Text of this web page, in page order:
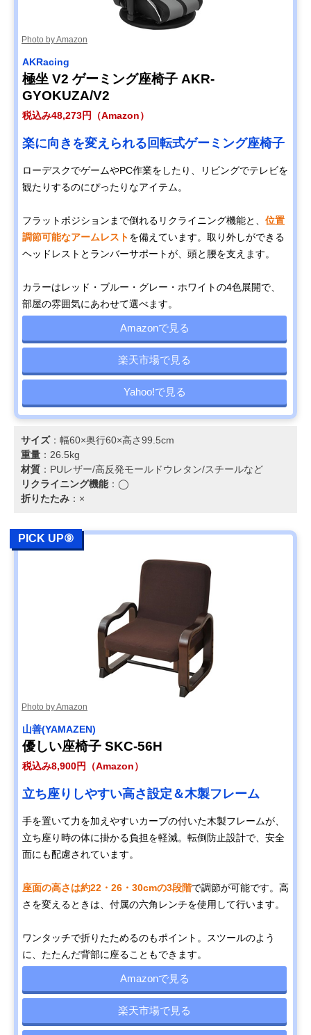
Photo by Amazon
AKRacing
極坐 V2 ゲーミング座椅子 AKR-
GYOKUZA/V2
税込み48,273円（Amazon）
楽に向きを変えられる回転式ゲーミング座椅子
ローデスクでゲームやPC作業をしたり、リビングでテレビを
観たりするのにぴったりなアイテム。
フラットポジションまで倒れるリクライニング機能と、 位置
調節可能なアームレストを備えています。取り外しができる
ヘッドレストとランバーサポートが、頭と腰を支えます。
カラーはレッド・ブルー・グレー・ホワイトの4色展開で、
部屋の雰囲気にあわせて選べます。
Amazonで見る
楽天市場で見る
Yahoo!で見る
サイズ：幅60×奥行60×高さ99.5cm
重量 ：26.5kg
材質 ：PUレザー/高反発モールドウレタン/スチールなど
リクライニング機能：◯
折りたたみ ：×
PICK UP⑨
Photo by Amazon
‎山善(YAMAZEN)
優しい座椅子 SKC-56H
税込み8,900円（Amazon）
立ち座りしやすい高さ設定＆木製フレーム
手を置いて力を加えやすいカーブの付いた木製フレームが、
立ち座り時の体に掛かる負担を軽減。転倒防止設計で、安全
面にも配慮されています。
座面の高さは約22・26・30cmの3段階で調節が可能です。高
さを変えるときは、付属の六角レンチを使用して行います。
ワンタッチで折りたためるのもポイント。スツールのよう
に、たたんだ背部に座ることもできます。
Amazonで見る
楽天市場で見る